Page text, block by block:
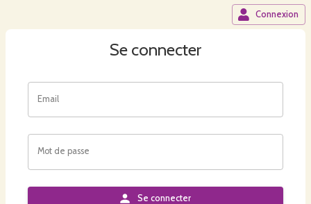
Connexion
Se connecter
Email
Mot de passe
Se connecter